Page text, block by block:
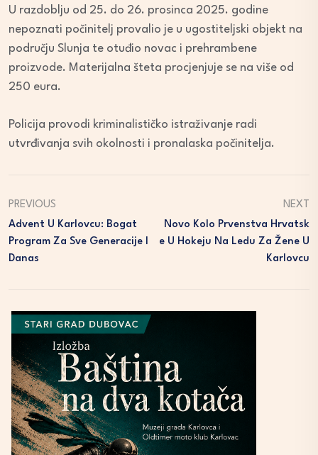
U razdoblju od 25. do 26. prosinca 2025. godine
nepoznati počinitelj provalio je u ugostiteljski objekt na
području Slunja te otuđio novac i prehrambene
proizvode. Materijalna šteta procjenjuje se na više od
250 eura.
Policija provodi kriminalističko istraživanje radi
utvrđivanja svih okolnosti i pronalaska počinitelja.
PREVIOUS
Advent U Karlovcu: Bogat
Program Za Sve Generacije I
Danas
NEXT
Novo Kolo Prvenstva Hrvatsk
E U Hokeju Na Ledu Za Žene U
Karlovcu